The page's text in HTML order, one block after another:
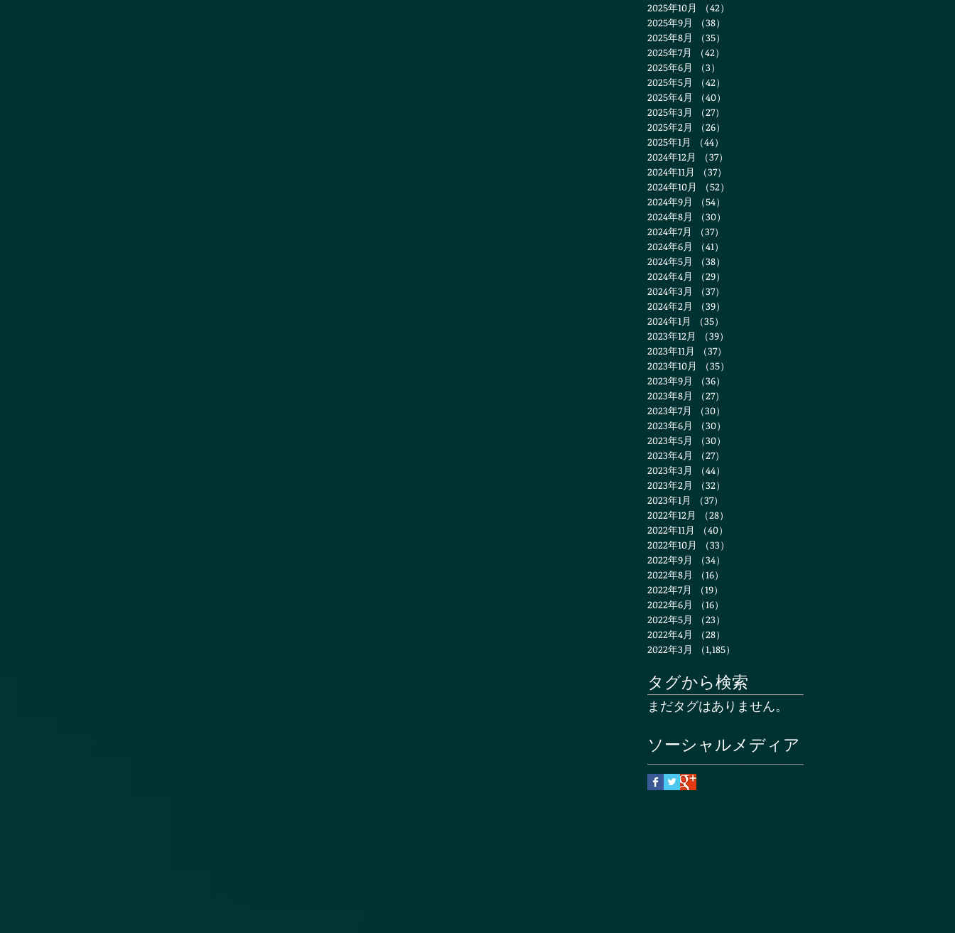
2025年10月
（42）
2025年9月
（38）
2025年8月
（35）
2025年7月
（42）
2025年6月
（3）
2025年5月
（42）
2025年4月
（40）
2025年3月
（27）
2025年2月
（26）
2025年1月
（44）
2024年12月
（37）
2024年11月
（37）
2024年10月
（52）
2024年9月
（54）
2024年8月
（30）
2024年7月
（37）
2024年6月
（41）
2024年5月
（38）
2024年4月
（29）
2024年3月
（37）
2024年2月
（39）
2024年1月
（35）
2023年12月
（39）
2023年11月
（37）
2023年10月
（35）
2023年9月
（36）
2023年8月
（27）
2023年7月
（30）
2023年6月
（30）
2023年5月
（30）
2023年4月
（27）
2023年3月
（44）
2023年2月
（32）
2023年1月
（37）
2022年12月
（28）
2022年11月
（40）
2022年10月
（33）
2022年9月
（34）
2022年8月
（16）
2022年7月
（19）
2022年6月
（16）
2022年5月
（23）
2022年4月
（28）
2022年3月
（1,185）
タグから検索
まだタグはありません。
ソーシャルメディア